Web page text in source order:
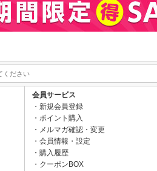
会員サービス
新規会員登録
ポイント購入
メルマガ確認・変更
会員情報・設定
購入履歴
クーポンBOX